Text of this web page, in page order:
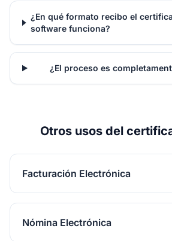
¿En qué formato recibo el
software funciona?
¿El proceso es
Otros usos del
Facturación Electrónica
Nómina Electrónica